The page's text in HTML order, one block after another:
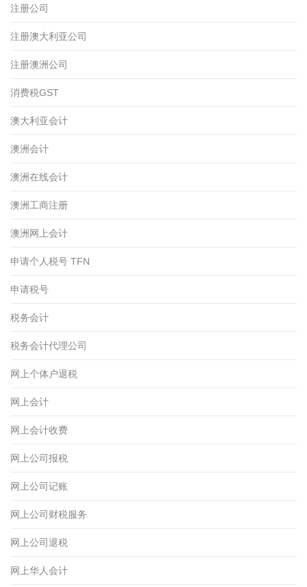
注册公司
注册澳大利亚公司
注册澳洲公司
消费税GST
澳大利亚会计
澳洲会计
澳洲在线会计
澳洲工商注册
澳洲网上会计
申请个人税号 TFN
申请税号
税务会计
税务会计代理公司
网上个体户退税
网上会计
网上会计收费
网上公司报税
网上公司记账
网上公司财税服务
网上公司退税
网上华人会计